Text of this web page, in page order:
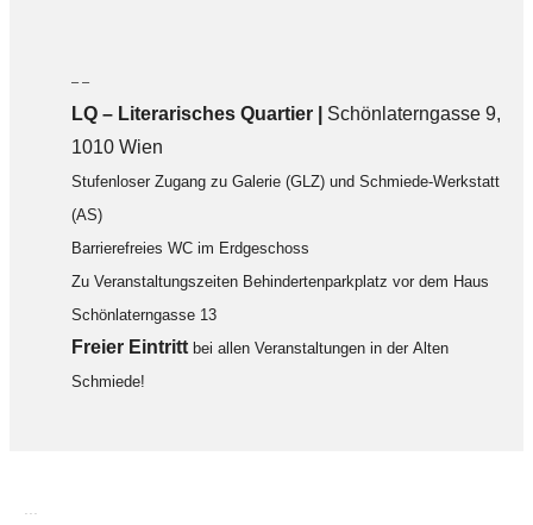
– –
LQ –Literarisches Quartier | Schönlaterngasse 9,
1010 Wien
Stufenloser Zugang zu Galerie (GLZ) und Schmiede-Werkstatt
(AS)
Barrierefreies WC im Erdgeschoss
Zu Veranstaltungszeiten Behindertenparkplatz vor dem Haus
Schönlaterngasse 13
Freier Eintritt bei allen Veranstaltungen in der Alten
Schmiede!